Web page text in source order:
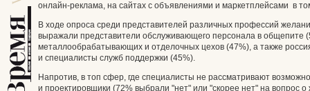
онлайн-реклама, на сайтах с объявлениями и маркетплейсами в
В ходе опроса среди представителей различных профессий
выражали представители обслуживающего персонала в общепите
металлообрабатывающих и отделочных цехов (47%), а также
и специалисты служб поддержки (45%).
Напротив, в топ сфер, где специалисты не рассматривают
и проектировщики (72% выбрали "нет" или "скорее нет" на вопрос